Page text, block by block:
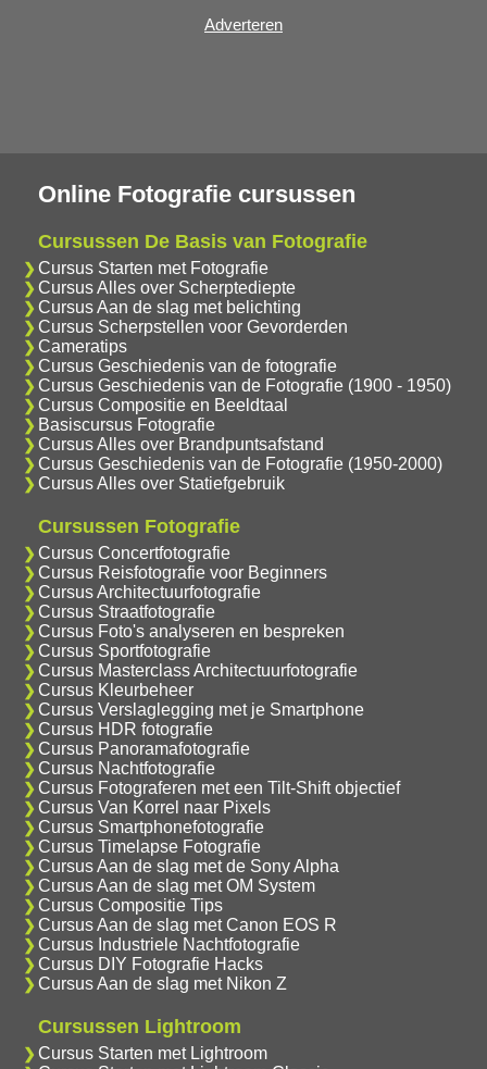
Adverteren
Online Fotografie cursussen
Cursussen De Basis van Fotografie
Cursus Starten met Fotografie
Cursus Alles over Scherptediepte
Cursus Aan de slag met belichting
Cursus Scherpstellen voor Gevorderden
Cameratips
Cursus Geschiedenis van de fotografie
Cursus Geschiedenis van de Fotografie (1900 - 1950)
Cursus Compositie en Beeldtaal
Basiscursus Fotografie
Cursus Alles over Brandpuntsafstand
Cursus Geschiedenis van de Fotografie (1950-2000)
Cursus Alles over Statiefgebruik
Cursussen Fotografie
Cursus Concertfotografie
Cursus Reisfotografie voor Beginners
Cursus Architectuurfotografie
Cursus Straatfotografie
Cursus Foto's analyseren en bespreken
Cursus Sportfotografie
Cursus Masterclass Architectuurfotografie
Cursus Kleurbeheer
Cursus Verslaglegging met je Smartphone
Cursus HDR fotografie
Cursus Panoramafotografie
Cursus Nachtfotografie
Cursus Fotograferen met een Tilt-Shift objectief
Cursus Van Korrel naar Pixels
Cursus Smartphonefotografie
Cursus Timelapse Fotografie
Cursus Aan de slag met de Sony Alpha
Cursus Aan de slag met OM System
Cursus Compositie Tips
Cursus Aan de slag met Canon EOS R
Cursus Industriele Nachtfotografie
Cursus DIY Fotografie Hacks
Cursus Aan de slag met Nikon Z
Cursussen Lightroom
Cursus Starten met Lightroom